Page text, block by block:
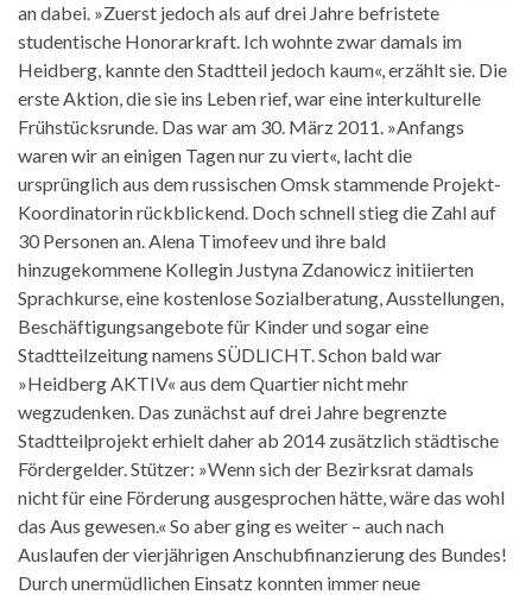
an dabei. »Zuerst jedoch als auf drei Jahre befristete
studentische Honorarkraft. Ich wohnte zwar damals im
Heidberg, kannte den Stadtteil jedoch kaum«, erzählt sie. Die
erste Aktion, die sie ins Leben rief, war eine interkulturelle
Frühstücksrunde. Das war am 30. März 2011. »Anfangs
waren wir an einigen Tagen nur zu viert«, lacht die
ursprünglich aus dem russischen Omsk stammende Projekt-
Koordinatorin rückblickend. Doch schnell stieg die Zahl auf
30 Personen an. Alena Timofeev und ihre bald
hinzugekommene Kollegin Justyna Zdanowicz initiierten
Sprachkurse, eine kostenlose Sozialberatung, Ausstellungen,
Beschäftigungsangebote für Kinder und sogar eine
Stadtteilzeitung namens SÜDLICHT. Schon bald war
»Heidberg AKTIV« aus dem Quartier nicht mehr
wegzudenken. Das zunächst auf drei Jahre begrenzte
Stadtteilprojekt erhielt daher ab 2014 zusätzlich städtische
Fördergelder. Stützer: »Wenn sich der Bezirksrat damals
nicht für eine Förderung ausgesprochen hätte, wäre das wohl
das Aus gewesen.« So aber ging es weiter – auch nach
Auslaufen der vierjährigen Anschubfinanzierung des Bundes!
Durch unermüdlichen Einsatz konnten immer neue